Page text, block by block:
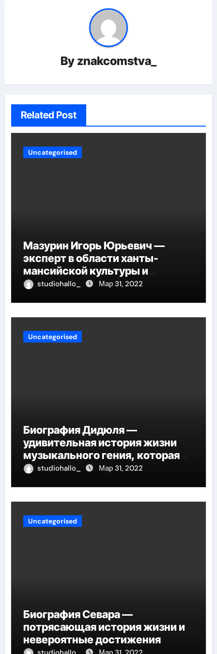
By znakcomstva_
Related Post
Uncategorised
Мазурин Игорь Юрьевич —
эксперт в области ханты-
мансийской культуры и
искусства, рассказываем о его
studiohallo_ Мар 31, 2022
Uncategorised
Биография Дидюля —
удивительная история жизни
музыкального гения, которая
проникнет в самые глубины
studiohallo_ Мар 31, 2022
Uncategorised
Биография Севара —
потрясающая история жизни и
невероятные достижения